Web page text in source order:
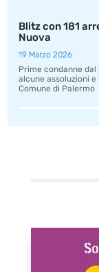
Blitz con 181
Nuova
19 Marzo 2026
Prime condanne dal
alcune assoluzioni
Comune di Palermo